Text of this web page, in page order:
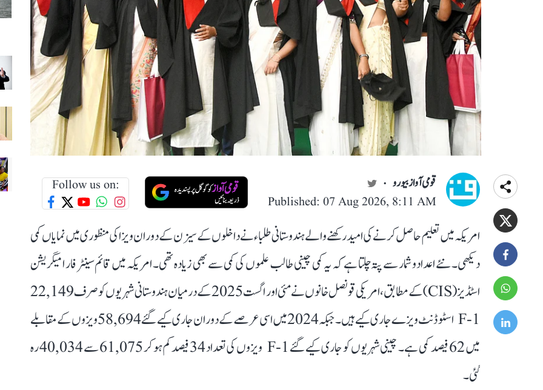
قومی آواز بیورو
Published: 07 Aug 2026, 8:11 AM
Follow us on:
امریکہ میں تعلیم حاصل کرنے کی امید رکھنے والے ہندوستانی طلباء نے داخلوں کے سیزن کے دوران ویزا کی منظوری میں نمایاں کمی
دیکھی۔ نئے اعداد و شمار سے پتہ چلتا ہے کہ یہ کمی چینی طالب علموں کی کمی سے بھی زیادہ تھی۔ امریکہ میں قائم سینٹر فار امیگریشن
اسٹڈیز (CIS) کے مطابق، امریکی قونصل خانوں نے مئی اور اگست 2025 کے درمیان ہندوستانی شہریوں کو صرف 22,149
F-1 اسٹوڈنٹ ویزے جاری کیے ہیں۔ جبکہ 2024 میں اسی عرصے کے دوران جاری کیے گئے 58,694 ویزوں کے مقابلے
میں 62 فیصد کمی ہے۔ چینی شہریوں کو جاری کیے گئے F-1 ویزوں کی تعداد 34 فیصد کم ہو کر 61,075 سے 40,034 رہ
گئی۔